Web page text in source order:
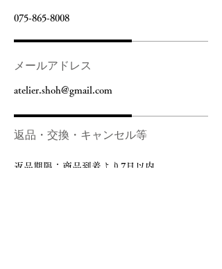
075-865-8008
メールアドレス
atelier.shoh@gmail.com
返品期限：商品到着より7日以内
返品・交換・キャンセル等